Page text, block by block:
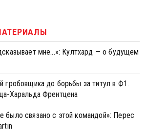
мне...»: Култхард — о будущем
гробовщика до борьбы за титул в Ф1.
Харальда Френтцена
было связано с этой командой»: Перес